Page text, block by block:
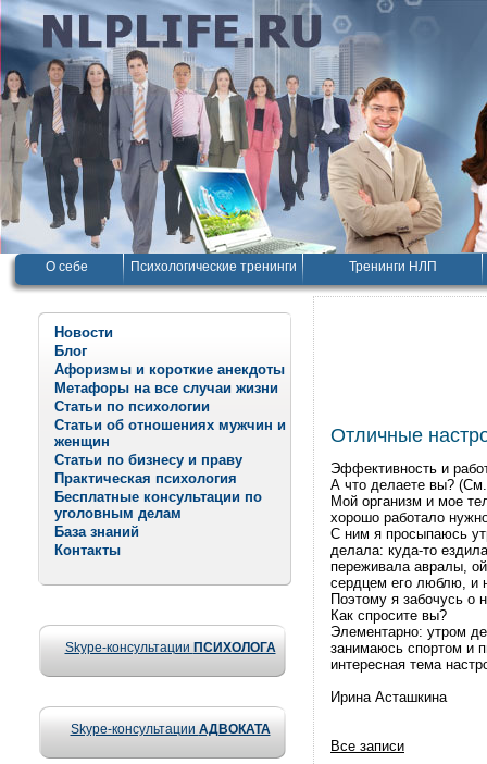
О себе Психологические тренинги Тренинги НЛП
Новости
Блог
Афоризмы и короткие анекдоты
Метафоры на все случаи жизни
Статьи по психологии
Статьи об отношениях мужчин и
женщин
Статьи по бизнесу и праву
Практическая психология
Бесплатные консультации по
уголовным делам
База знаний
Контакты
Skype-консультации ПСИХОЛОГА
Skype-консультации АДВОКАТА
Отличные
Эффективность и
А что делаете вы?
Мой организм и мое
хорошо работало
С ним я просыпаюсь
делала: куда-то
переживала авралы,
сердцем его люблю, и
Поэтому я забочусь о
Как спросите вы?
Элементарно: утром
занимаюсь спортом и
интересная тема
Ирина Асташкина
Все записи